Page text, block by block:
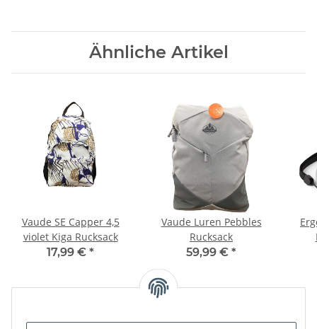
Ähnliche Artikel
Vaude SE Capper 4,5
violet Kiga Rucksack
17,99 € *
Vaude Luren Pebbles
Rucksack
59,99 € *